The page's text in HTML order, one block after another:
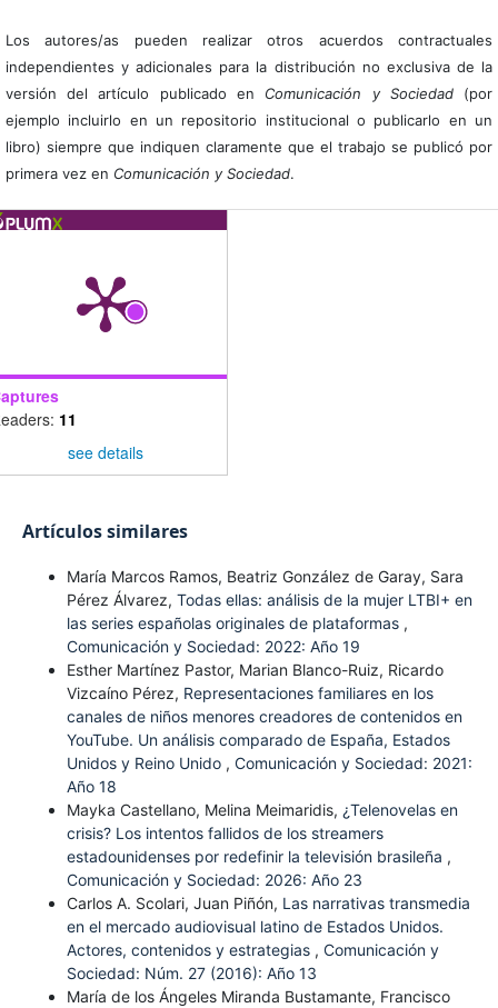
Los autores/as pueden realizar otros acuerdos contractuales
independientes y adicionales para la distribución no exclusiva de la
versión del artículo publicado en Comunicación y Sociedad(por
ejemplo incluirlo en un repositorio institucional o publicarlo en un
libro) siempre que indiquen claramente que el trabajo se publicó por
primera vez en Comunicación y Sociedad.
11
see details
Artículos similares
María Marcos Ramos, Beatriz González de Garay, Sara
Pérez Álvarez, Todas ellas: análisis de la mujer LTBI+ en
las series españolas originales de plataformas ,
Comunicación y Sociedad: 2022: Año 19
Esther Martínez Pastor, Marian Blanco-Ruiz, Ricardo
Vizcaíno Pérez, Representaciones familiares en los
canales de niños menores creadores de contenidos en
YouTube. Un análisis comparado de España, Estados
Unidos y Reino Unido , Comunicación y Sociedad: 2021:
Año 18
Mayka Castellano, Melina Meimaridis, ¿Telenovelas en
crisis? Los intentos fallidos de los streamers
estadounidenses por redefinir la televisión brasileña ,
Comunicación y Sociedad: 2026: Año 23
Carlos A. Scolari, Juan Piñón, Las narrativas transmedia
en el mercado audiovisual latino de Estados Unidos.
Actores, contenidos y estrategias , Comunicación y
Sociedad: Núm. 27 (2016): Año 13
María de los Ángeles Miranda Bustamante, Francisco